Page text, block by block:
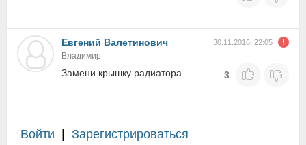
Евгений Валетинович 30.11.2016, 22:05
Владимир
Замени крышку радиатора 3
Войти Зарегистрироваться